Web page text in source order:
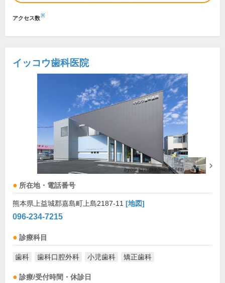
アクセス数※
イッコウ歯科医院
所在地・電話番号
熊本県上益城郡嘉島町上島2187-11 [地図]
096-234-7215
診療科目
歯科 歯科口腔外科 小児歯科 矯正歯科
診療/受付時間・休診日